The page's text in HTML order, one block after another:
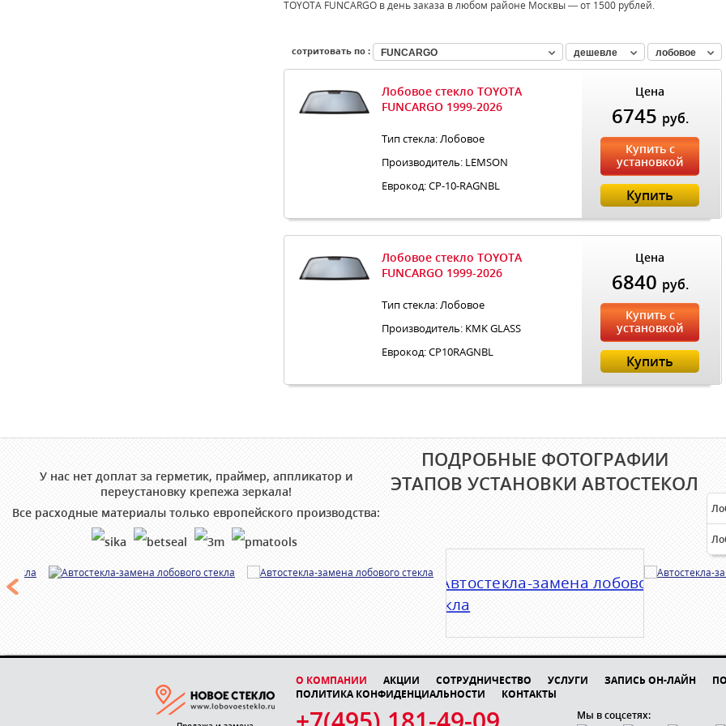
TOYOTA FUNCARGO в день заказа в любом районе Москвы — от 1500 рублей.
сотритовать по : FUNCARGO дешевле лобовое
Лобовое стекло TOYOTA
FUNCARGO 1999-2026
Тип стекла: Лобовое
Производитель: LEMSON
Еврокод: CP-10-RAGNBL
Цена
6745 руб.
Купить с
установкой
Купить
Лобовое стекло TOYOTA
FUNCARGO 1999-2026
Тип стекла: Лобовое
Производитель: KMK GLASS
Еврокод: CP10RAGNBL
Цена
6840 руб.
Купить с
установкой
Купить
У нас нет доплат за герметик, праймер, аппликатор и
переустановку крепежа зеркала!
Все расходные материалы только европейского производства:
ПОДРОБНЫЕ ФОТОГРАФИИ
ЭТАПОВ УСТАНОВКИ АВТОСТЕКОЛ
О КОМПАНИИ АКЦИИ СОТРУДНИЧЕСТВО УСЛУГИ ЗАПИСЬ ОН-ЛАЙН
ПОЛИТИКА КОНФИДЕНЦИАЛЬНОСТИ
КОНТАКТЫ
Мы в соцсетях: